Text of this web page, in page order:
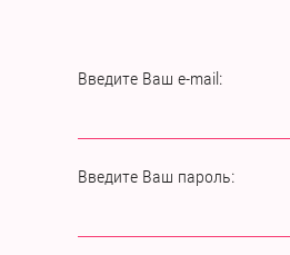
Введите Ваш e-mail:
Введите Ваш пароль: